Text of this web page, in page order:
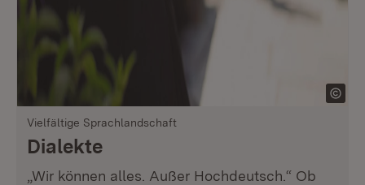
Vielfältige Sprachlandschaft
Dialekte
„Wir können alles. Außer Hochdeutsch.“ Ob